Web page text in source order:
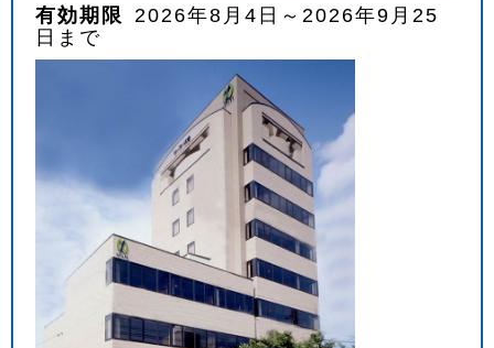
有効期限 2026年8月4日～2026年9月25
日まで